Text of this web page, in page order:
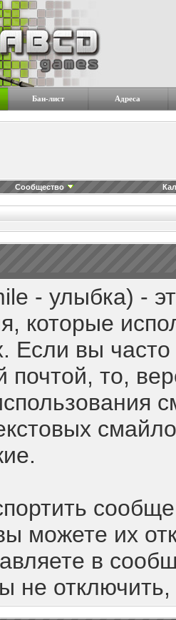
Бан-лист Адреса
Сообщество
- улыбка) -
которые
Если вы часто
почтой, то,
можете их
в
не